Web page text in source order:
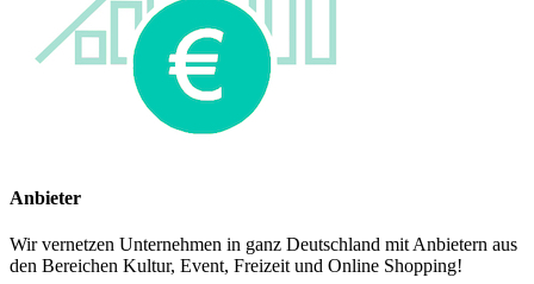
Anbieter
Wir vernetzen Unternehmen in ganz Deutschland mit Anbietern aus
den Bereichen Kultur, Event, Freizeit und Online Shopping!